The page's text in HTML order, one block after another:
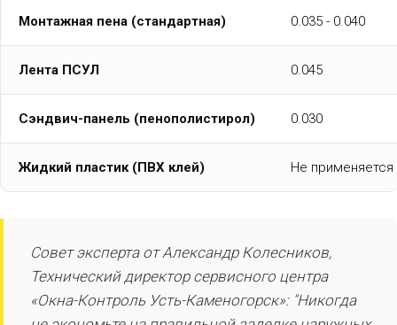
Монтажная пена (стандартная) 0.035 - 0.040
Лента ПСУЛ 0.045
Сэндвич-панель (пенополистирол) 0.030
Жидкий пластик (ПВХ клей) Не
Совет эксперта от Александр Колесников,
Технический директор сервисного центра
«Окна-Контроль Усть-Каменогорск»: "Никогда